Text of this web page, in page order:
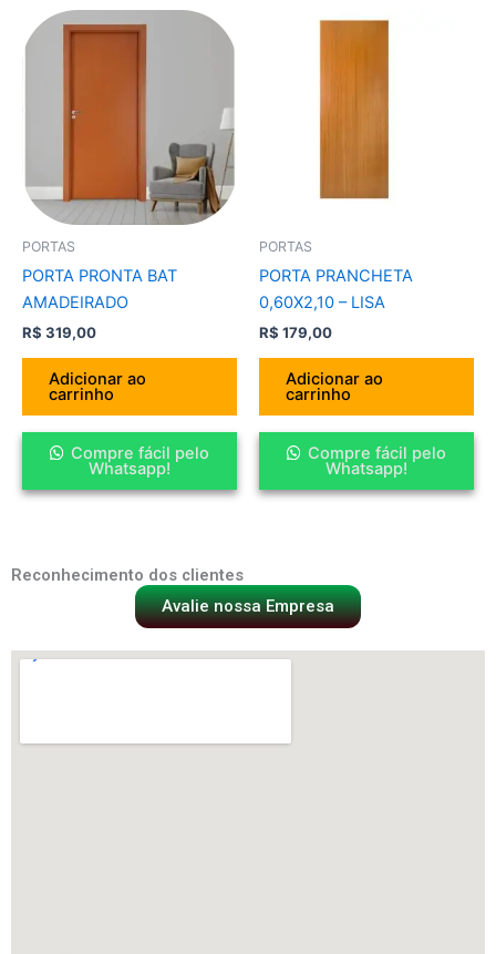
PORTAS
PORTA PRONTA BAT
AMADEIRADO
R$ 319,00
Adicionar ao
carrinho
Compre fácil pelo
Whatsapp!
PORTAS
PORTA PRANCHETA
0,60X2,10 – LISA
R$ 179,00
Adicionar ao
carrinho
Compre fácil pelo
Whatsapp!
Reconhecimento dos clientes
Avalie nossa Empresa